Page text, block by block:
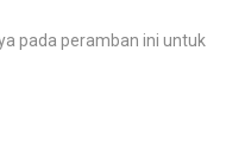
pada peramban ini untuk